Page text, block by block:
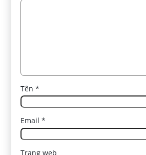
Tên*
Email*
Trang web